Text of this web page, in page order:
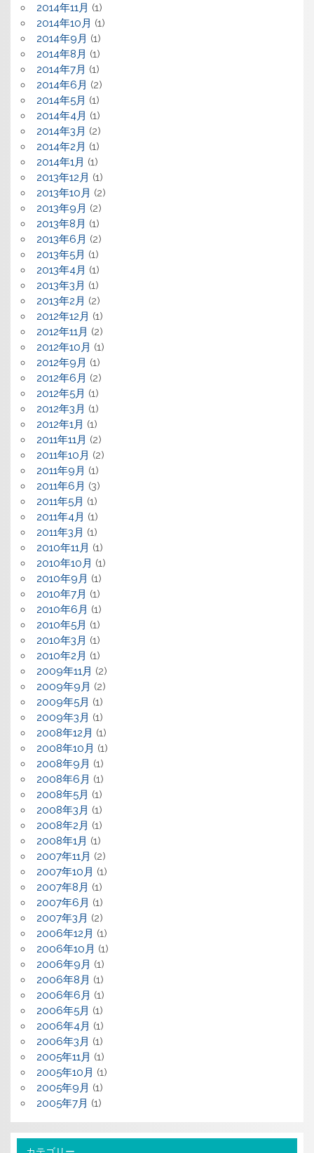
2014年11月 (1)
2014年10月 (1)
2014年9月 (1)
2014年8月 (1)
2014年7月 (1)
2014年6月 (2)
2014年5月 (1)
2014年4月 (1)
2014年3月 (2)
2014年2月 (1)
2014年1月 (1)
2013年12月 (1)
2013年10月 (2)
2013年9月 (2)
2013年8月 (1)
2013年6月 (2)
2013年5月 (1)
2013年4月 (1)
2013年3月 (1)
2013年2月 (2)
2012年12月 (1)
2012年11月 (2)
2012年10月 (1)
2012年9月 (1)
2012年6月 (2)
2012年5月 (1)
2012年3月 (1)
2012年1月 (1)
2011年11月 (2)
2011年10月 (2)
2011年9月 (1)
2011年6月 (3)
2011年5月 (1)
2011年4月 (1)
2011年3月 (1)
2010年11月 (1)
2010年10月 (1)
2010年9月 (1)
2010年7月 (1)
2010年6月 (1)
2010年5月 (1)
2010年3月 (1)
2010年2月 (1)
2009年11月 (2)
2009年9月 (2)
2009年5月 (1)
2009年3月 (1)
2008年12月 (1)
2008年10月 (1)
2008年9月 (1)
2008年6月 (1)
2008年5月 (1)
2008年3月 (1)
2008年2月 (1)
2008年1月 (1)
2007年11月 (2)
2007年10月 (1)
2007年8月 (1)
2007年6月 (1)
2007年3月 (2)
2006年12月 (1)
2006年10月 (1)
2006年9月 (1)
2006年8月 (1)
2006年6月 (1)
2006年5月 (1)
2006年4月 (1)
2006年3月 (1)
2005年11月 (1)
2005年10月 (1)
2005年9月 (1)
2005年7月 (1)